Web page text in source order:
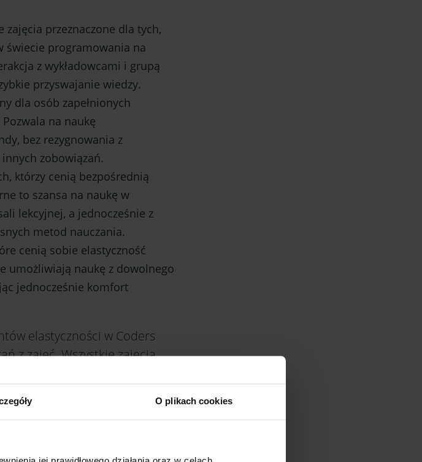
O plikach cookies
jej prawidłowego działania oraz w celach
zajęcia przeznaczone dla tych,
świecie programowania na
z wykładowcami i grupą
przyswajanie wiedzy.
dla osób zapełnionych
na naukę
bez rezygnowania z
zobowiązań.
którzy cenią bezpośrednią
to szansa na naukę w
lekcyjnej, a jednocześnie z
metod nauczania.
cenią sobie elastyczność
umożliwiają naukę z dowolnego
jednocześnie komfort
elastyczności w Coders
z zajęć. Wszystkie zajęcia
mają stały dostęp do
Jeżeli z jakiegoś